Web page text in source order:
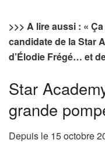
>>> A lire aussi : «
candidate de la Star
d’Élodie Frégé… et
Star
grande
Depuis le 15 octobre